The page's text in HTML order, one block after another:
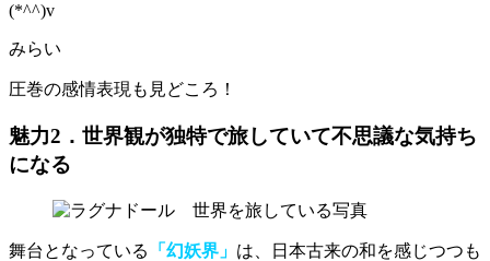
(*^^)v
みらい
圧巻の感情表現も見どころ！
魅力2．世界観が独特で旅していて不思議な気持ち
になる
舞台となっている 「幻妖界」 は、日本古来の和を感じつつも